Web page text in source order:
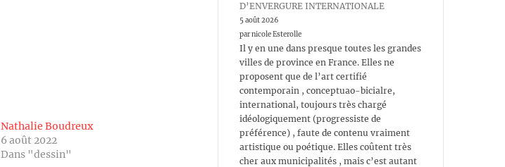
Nathalie Boudreux
6 août 2022
Dans "dessin"
D’ENVERGURE INTERNATIONALE
5 août 2026
par nicole Esterolle
Il y en une dans presque toutes les grandes
villes de province en France. Elles ne
proposent que de l’art certifié
contemporain , conceptuao-bicialre,
international, toujours très chargé
idéologiquement (progressiste de
préférence) , faute de contenu vraiment
artistique ou poétique. Elles coûtent très
cher aux municipalités , mais c’est autant